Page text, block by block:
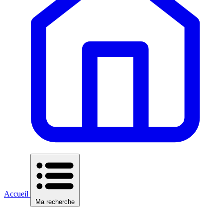
Accueil
Ma recherche